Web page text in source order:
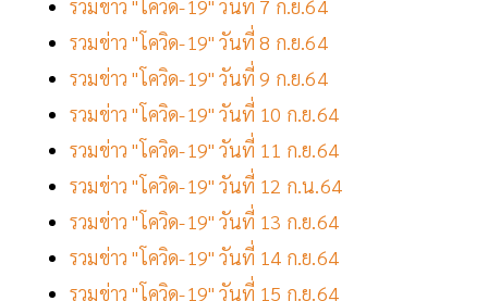
รวมข่าว "โควิด-19" วันที่ 7 ก.ย.64
รวมข่าว "โควิด-19" วันที่ 8 ก.ย.64
รวมข่าว "โควิด-19" วันที่ 9 ก.ย.64
รวมข่าว "โควิด-19" วันที่ 10 ก.ย.64
รวมข่าว "โควิด-19" วันที่ 11 ก.ย.64
รวมข่าว "โควิด-19" วันที่ 12 ก.น.64
รวมข่าว "โควิด-19" วันที่ 13 ก.ย.64
รวมข่าว "โควิด-19" วันที่ 14 ก.ย.64
รวมข่าว "โควิด-19" วันที่ 15 ก.ย.64